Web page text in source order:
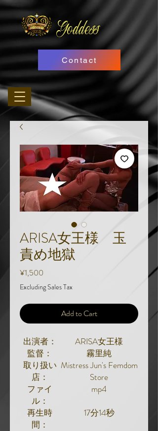
Goddess
Contact
ARISA女王様 玉
責め地獄
¥1,500
Excluding Sales Tax
Add to Cart
出演者：
ARISA女王様
監督：
霧里純
取り扱い
店：
Mistress Jun's Femdom
Store
ファイ
ル：
mp4
再生時
間：
17分14秒